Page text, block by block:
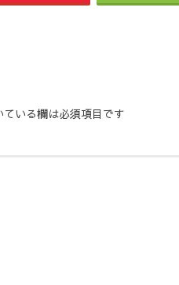
ている欄は必須項目です